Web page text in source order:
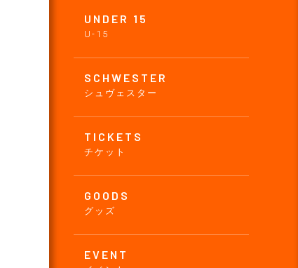
UNDER 15
U-15
SCHWESTER
シュヴェスター
TICKETS
チケット
GOODS
グッズ
EVENT